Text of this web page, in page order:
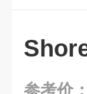
参考价：